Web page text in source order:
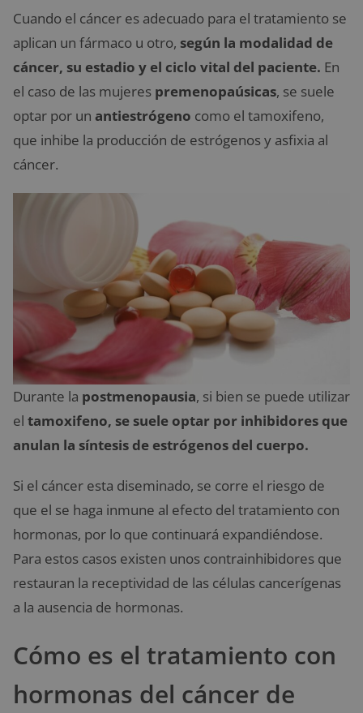
Cuando el cáncer es adecuado para el tratamiento se
aplican un fármaco u otro, según la modalidad de
cáncer, su estadio y el ciclo vital del paciente. En
el caso de las mujeres premenopaúsicas, se suele
optar por un antiestrógeno como el tamoxifeno,
que inhibe la producción de estrógenos y asfixia al
cáncer.
Durante la postmenopausia, si bien se puede utilizar
el tamoxifeno, se suele optar por inhibidores que
anulan la síntesis de estrógenos del cuerpo.
Si el cáncer esta diseminado, se corre el riesgo de
que el se haga inmune al efecto del tratamiento con
hormonas, por lo que continuará expandiéndose.
Para estos casos existen unos contrainhibidores que
restauran la receptividad de las células cancerígenas
a la ausencia de hormonas.
Cómo es el tratamiento con
hormonas del cáncer de